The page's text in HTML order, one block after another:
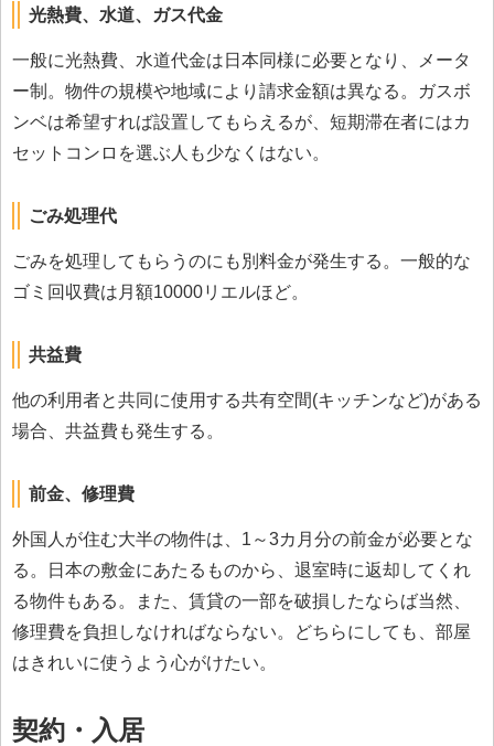
光熱費、水道、ガス代金
一般に光熱費、水道代金は日本同様に必要となり、メータ
ー制。物件の規模や地域により請求金額は異なる。ガスボ
ンベは希望すれば設置してもらえるが、短期滞在者にはカ
セットコンロを選ぶ人も少なくはない。
ごみ処理代
ごみを処理してもらうのにも別料金が発生する。一般的な
ゴミ回収費は月額10000リエルほど。
共益費
他の利用者と共同に使用する共有空間(キッチンなど)がある
場合、共益費も発生する。
前金、修理費
外国人が住む大半の物件は、1～3カ月分の前金が必要とな
る。日本の敷金にあたるものから、退室時に返却してくれ
る物件もある。また、賃貸の一部を破損したならば当然、
修理費を負担しなければならない。どちらにしても、部屋
はきれいに使うよう心がけたい。
契約・入居